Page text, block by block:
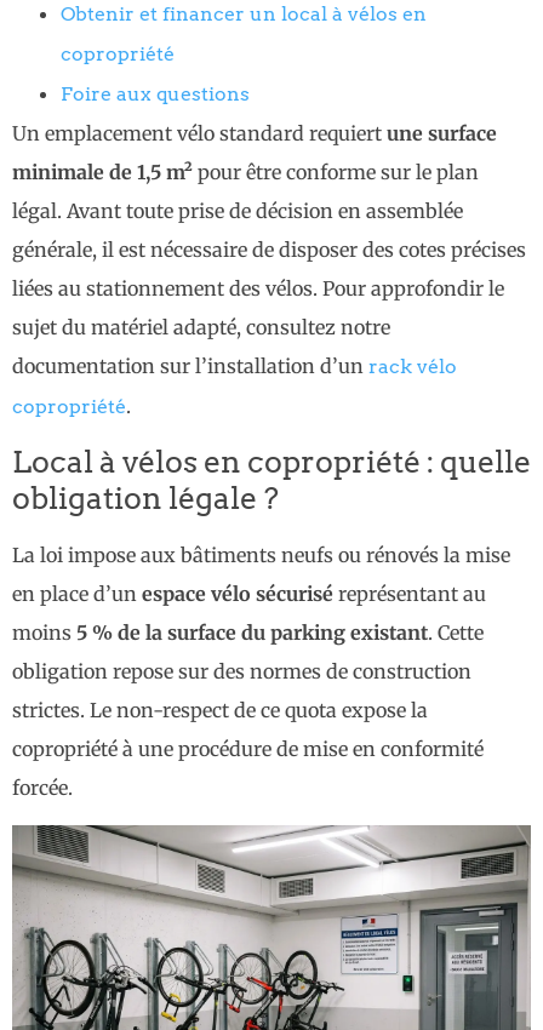
Obtenir et financer un local à vélos en
copropriété
Foire aux questions
Un emplacement vélo standard requiert une surface
minimale de 1,5 m² pour être conforme sur le plan
légal. Avant toute prise de décision en assemblée
générale, il est nécessaire de disposer des cotes précises
liées au stationnement des vélos. Pour approfondir le
sujet du matériel adapté, consultez notre
documentation sur l’installation d’un rack vélo
copropriété.
Local à vélos en copropriété : quelle
obligation légale ?
La loi impose aux bâtiments neufs ou rénovés la mise
en place d’un espace vélo sécurisé représentant au
moins 5 % de la surface du parking existant. Cette
obligation repose sur des normes de construction
strictes. Le non-respect de ce quota expose la
copropriété à une procédure de mise en conformité
forcée.